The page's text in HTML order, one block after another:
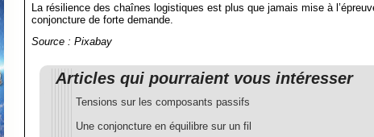
La résilience des chaînes logistiques est plus que jamais mise à
conjoncture de forte demande.
Source : Pixabay
Articles qui pourraient vous intéresser
Tensions sur les composants passifs
Une conjoncture en équilibre sur un fil